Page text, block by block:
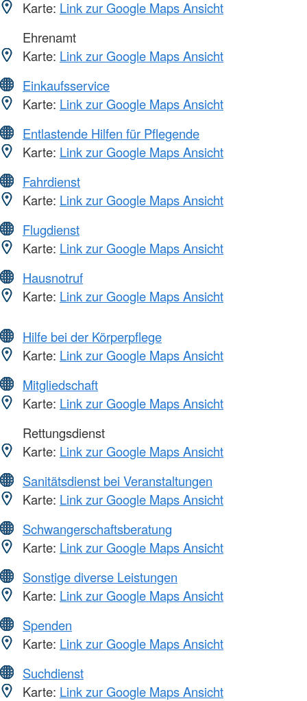
Karte: Link zur Google Maps Ansicht
Ehrenamt
Karte: Link zur Google Maps Ansicht
Einkaufsservice
Karte: Link zur Google Maps Ansicht
Entlastende Hilfen für Pflegende
Karte: Link zur Google Maps Ansicht
Fahrdienst
Karte: Link zur Google Maps Ansicht
Flugdienst
Karte: Link zur Google Maps Ansicht
Hausnotruf
Karte: Link zur Google Maps Ansicht
Hilfe bei der Körperpflege
Karte: Link zur Google Maps Ansicht
Mitgliedschaft
Karte: Link zur Google Maps Ansicht
Rettungsdienst
Karte: Link zur Google Maps Ansicht
Sanitätsdienst bei Veranstaltungen
Karte: Link zur Google Maps Ansicht
Schwangerschaftsberatung
Karte: Link zur Google Maps Ansicht
Sonstige diverse Leistungen
Karte: Link zur Google Maps Ansicht
Spenden
Karte: Link zur Google Maps Ansicht
Suchdienst
Karte: Link zur Google Maps Ansicht